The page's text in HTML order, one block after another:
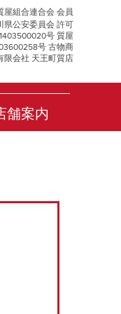
屋組合連合会 会員
県公安委員会 許可
号 質屋
号 古物商
限会社 天王町質店
舗案内